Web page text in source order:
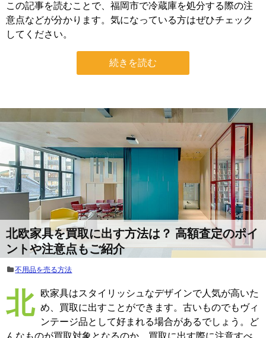
この記事を読むことで、福岡市で冷蔵庫を処分する際の注
意点などが分かります。気になっている方はぜひチェック
してください。
続きを読む
北欧家具を買取に出す方法は？ 高額査定のポイ
ントや注意点もご紹介
不用品を売る方法
北欧家具はスタイリッシュなデザインで人気が高いた め、買取に出すことができます。古いものでもヴィ
ンテージ品として好まれる場合があるでしょう。ど